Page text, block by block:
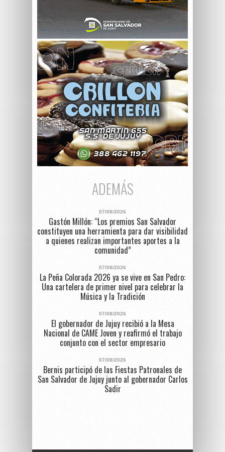
ADEMÁS
07/08/2026
Gastón Millón: “Los premios San Salvador
constituyen una herramienta para dar visibilidad
a quienes realizan importantes aportes a la
comunidad”
07/08/2026
La Peña Colorada 2026 ya se vive en San Pedro:
Una cartelera de primer nivel para celebrar la
Música y la Tradición
07/08/2026
El gobernador de Jujuy recibió a la Mesa
Nacional de CAME Joven y reafirmó el trabajo
conjunto con el sector empresario
07/08/2026
Bernis participó de las Fiestas Patronales de
San Salvador de Jujuy junto al gobernador Carlos
Sadir